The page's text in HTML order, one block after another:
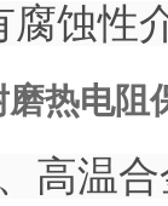
腐蚀性
磨热电阻
高温